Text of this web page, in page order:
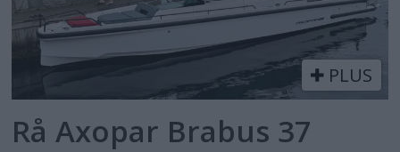
PLUS
Rå Axopar Brabus 37